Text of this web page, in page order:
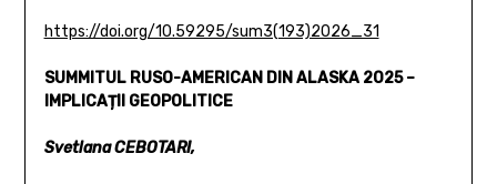
https://doi.org/10.59295/sum3(193)2026_31
SUMMITUL RUSO-AMERICAN DIN ALASKA 2025 –
IMPLICAȚII GEOPOLITICE
Svetlana CEBOTARI,